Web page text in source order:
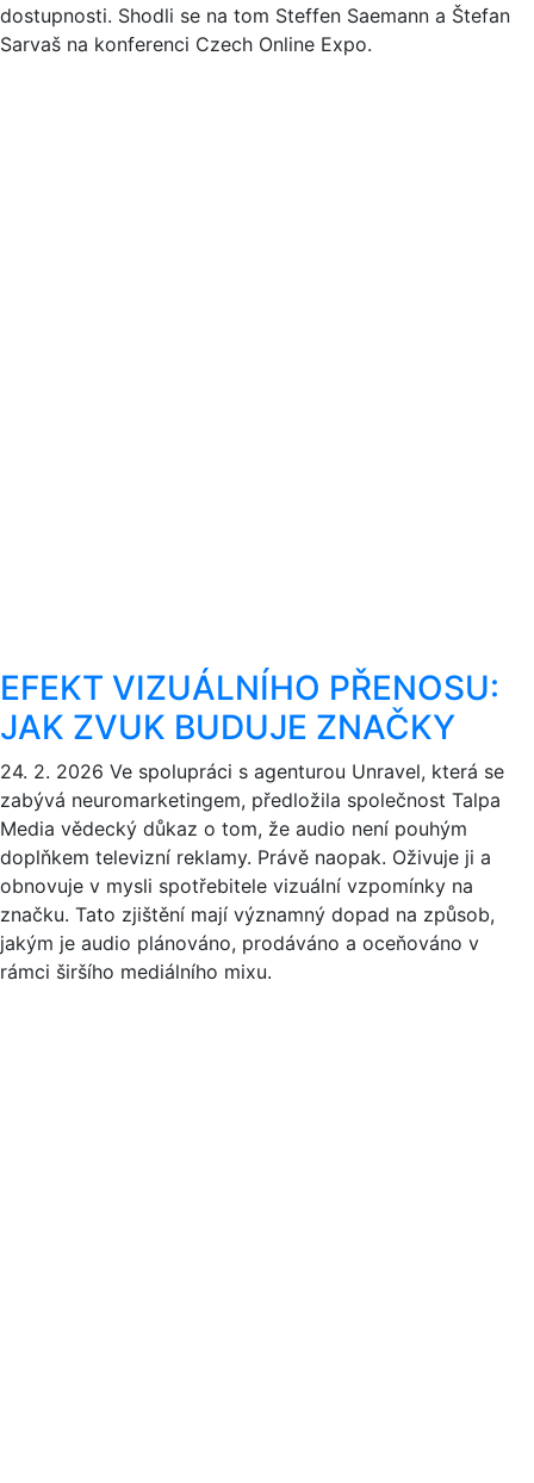
dostupnosti. Shodli se na tom Steffen Saemann a Štefan
Sarvaš na konferenci Czech Online Expo.
EFEKT VIZUÁLNÍHO PŘENOSU:
JAK ZVUK BUDUJE ZNAČKY
24. 2. 2026 Ve spolupráci s agenturou Unravel, která se
zabývá neuromarketingem, předložila společnost Talpa
Media vědecký důkaz o tom, že audio není pouhým
doplňkem televizní reklamy. Právě naopak. Oživuje ji a
obnovuje v mysli spotřebitele vizuální vzpomínky na
značku. Tato zjištění mají významný dopad na způsob,
jakým je audio plánováno, prodáváno a oceňováno v
rámci širšího mediálního mixu.